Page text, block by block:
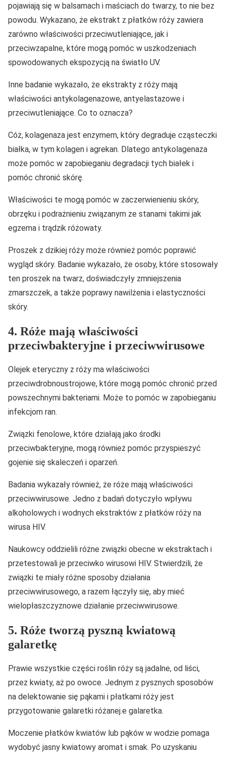
pojawiają się w balsamach i maściach do twarzy, to nie bez
powodu. Wykazano, że ekstrakt z płatków róży zawiera
zarówno właściwości przeciwutleniające, jak i
przeciwzapalne, które mogą pomóc w uszkodzeniach
spowodowanych ekspozycją na światło UV.
Inne badanie wykazało, że ekstrakty z róży mają
właściwości antykolagenazowe, antyelastazowe i
przeciwutleniające. Co to oznacza?
Cóż, kolagenaza jest enzymem, który degraduje cząsteczki
białka, w tym kolagen i agrekan. Dlatego antykolagenaza
może pomóc w zapobieganiu degradacji tych białek i
pomóc chronić skórę.
Właściwości te mogą pomóc w zaczerwienieniu skóry,
obrzęku i podrażnieniu związanym ze stanami takimi jak
egzema i trądzik różowaty.
Proszek z dzikiej róży może również pomóc poprawić
wygląd skóry. Badanie wykazało, że osoby, które stosowały
ten proszek na twarz, doświadczyły zmniejszenia
zmarszczek, a także poprawy nawilżenia i elastyczności
skóry.
4. Róże mają właściwości
przeciwbakteryjne i przeciwwirusowe
Olejek eteryczny z róży ma właściwości
przeciwdrobnoustrojowe, które mogą pomóc chronić przed
powszechnymi bakteriami. Może to pomóc w zapobieganiu
infekcjom ran.
Związki fenolowe, które działają jako środki
przeciwbakteryjne, mogą również pomóc przyspieszyć
gojenie się skaleczeń i oparzeń.
Badania wykazały również, że róże mają właściwości
przeciwwirusowe. Jedno z badań dotyczyło wpływu
alkoholowych i wodnych ekstraktów z płatków róży na
wirusa HIV.
Naukowcy oddzielili różne związki obecne w ekstraktach i
przetestowali je przeciwko wirusowi HIV. Stwierdzili, że
związki te miały różne sposoby działania
przeciwwirusowego, a razem łączyły się, aby mieć
wielopłaszczyznowe działanie przeciwwirusowe.
5. Róże tworzą pyszną kwiatową
galaretkę
Prawie wszystkie części roślin róży są jadalne, od liści,
przez kwiaty, aż po owoce. Jednym z pysznych sposobów
na delektowanie się pąkami i płatkami róży jest
przygotowanie galaretki różanej.e galaretka.
Moczenie płatków kwiatów lub pąków w wodzie pomaga
wydobyć jasny kwiatowy aromat i smak. Po uzyskaniu